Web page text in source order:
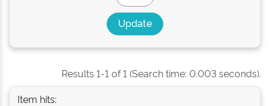
Results 1-1 of 1 (Search time: 0.003 seconds).
Item hits: